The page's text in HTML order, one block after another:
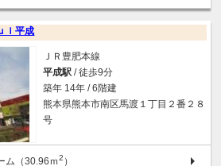
ｌ平成
ＪＲ豊肥本線
平成駅 / 徒歩9分
築年 14年 / 6階建
熊本県熊本市南区馬渡１丁目２番２８
号
ム（30.96ｍ2 ）